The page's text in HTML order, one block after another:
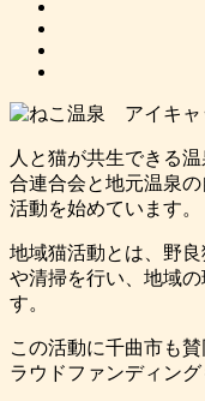
人と猫が共生できる
合連合会と地元温泉
活動を始めています。
地域猫活動とは、野
や清掃を行い、地域
す。
この活動に千曲市も
ラウドファンディング